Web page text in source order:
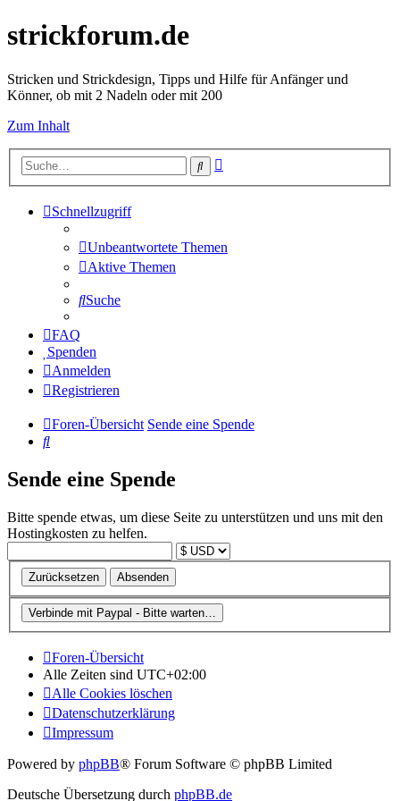
strickforum.de
Stricken und Strickdesign, Tipps und Hilfe für Anfänger und
Könner, ob mit 2 Nadeln oder mit 200
Zum Inhalt
Suche
Schnellzugriff
Unbeantwortete Themen
Aktive Themen
Suche
FAQ
Spenden
Anmelden
Registrieren
Foren-Übersicht Sende eine Spende
Suche
Sende eine Spende
Bitte spende etwas, um diese Seite zu unterstützen und uns mit den
Hostingkosten zu helfen.
Foren-Übersicht
Alle Zeiten sind UTC+02:00
Alle Cookies löschen
Datenschutzerklärung
Impressum
Powered by phpBB® Forum Software © phpBB Limited
Deutsche Übersetzung durch phpBB.de